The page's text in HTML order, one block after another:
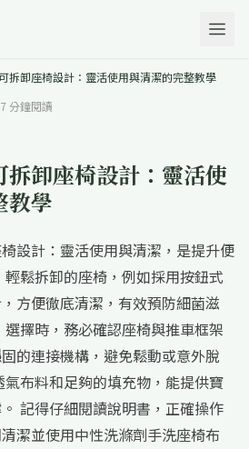
拆卸座椅設計：靈活使用與清潔的完整教學
分鐘閱讀
卸座椅設計：靈活使
教學
設計：靈活使用與清潔，是提升便
鬆拆卸的座椅，例如採用按鈕式
方便徹底清潔，有效預防細菌滋
擇時，務必確認座椅與推車框架
的連接機構，避免鬆動或意外脫
布料和足夠的填充物，能提供寶
記得仔細閱讀說明書，正確操作
潔並使用中性洗滌劑手洗座椅布